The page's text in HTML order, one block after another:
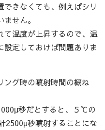
できなくても、例えばシリ
せん。
て温度が上昇するので、温
設定しておけば問題ありま
ング時の噴射時間の概ね
秒だとすると、５℃の
秒噴射することにな